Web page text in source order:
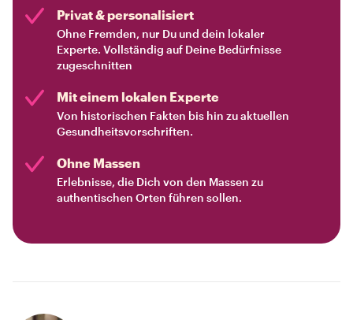
Privat & personalisiert
Ohne Fremden, nur Du und dein lokaler
Experte. Vollständig auf Deine Bedürfnisse
zugeschnitten
Mit einem lokalen Experte
Von historischen Fakten bis hin zu aktuellen
Gesundheitsvorschriften.
Ohne Massen
Erlebnisse, die Dich von den Massen zu
authentischen Orten führen sollen.